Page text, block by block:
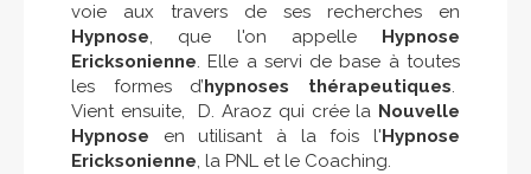
voie aux travers de ses recherches en
Hypnose, que l'on appelle Hypnose
Ericksonienne. Elle a servi de base à toutes
les formes d’hypnoses thérapeutiques.
Vient ensuite, D. Araoz qui crée la Nouvelle
Hypnose en utilisant à la fois l'Hypnose
Ericksonienne, la PNL et le Coaching.